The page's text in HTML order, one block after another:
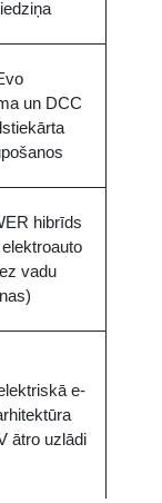
un DCC
hibrīds
vadu
e-
ātro uzlādi